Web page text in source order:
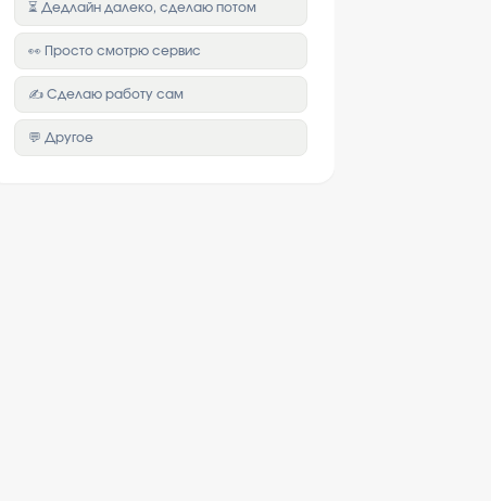
⏳ Дедлайн далеко, сделаю потом
👀 Просто смотрю сервис
✍️ Сделаю работу сам
💬 Другое